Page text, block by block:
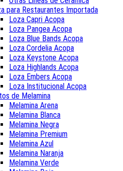
para Restaurantes Importada
Loza Capri Acopa
Loza Pangea Acopa
Loza Blue Bands Acopa
Loza Cordelia Acopa
Loza Keystone Acopa
Loza Highlands Acopa
Loza Embers Acopa
Loza Institucional Acopa
de Melamina
Melamina Arena
Melamina Blanca
Melamina Negra
Melamina Premium
Melamina Azul
Melamina Naranja
Melamina Verde